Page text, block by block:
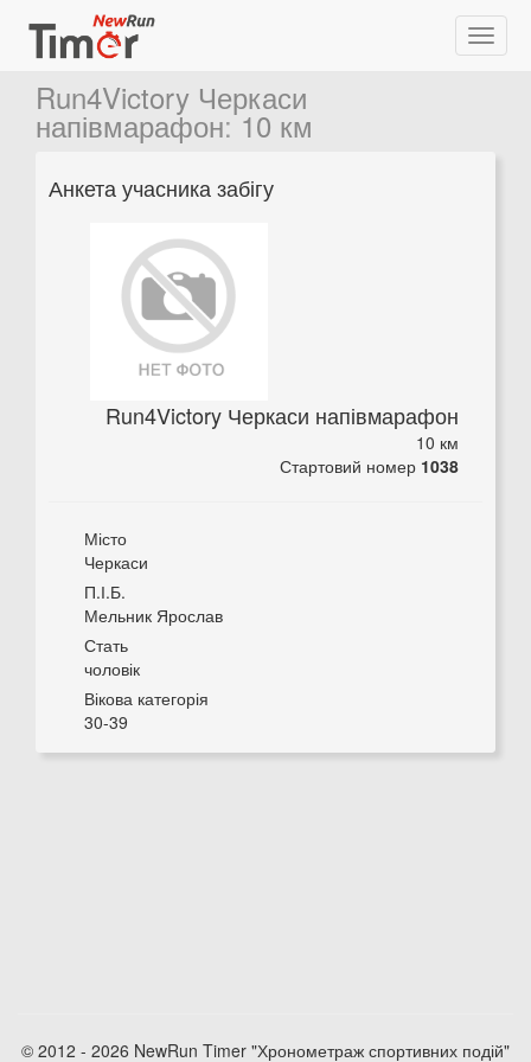
Run4Victory Черкаси
напівмарафон:10 км
Анкета учасника забігу
Run4Victory Черкаси напівмарафон
10 км
Стартовий номер 1038
Місто
Черкаси
П.І.Б.
Мельник Ярослав
Стать
чоловік
Вікова категорія
30-39
© 2012 - 2026 NewRun Timer "Хронометраж спортивних подій"